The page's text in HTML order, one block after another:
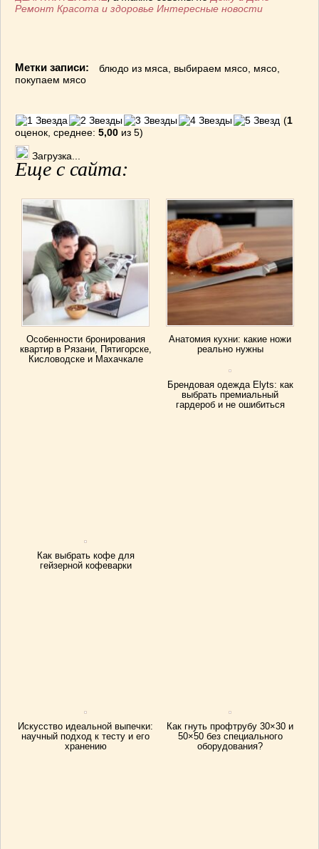
Ремонт Красота и здоровье Интересные новости
Метки записи: блюдо из мяса выбираем мясо мясо
покупаем мясо
(1
оценок, среднее: 5,00 из 5)
Загрузка...
Еще с сайта:
Особенности бронирования
квартир в Рязани, Пятигорске,
Кисловодске и Махачкале
Анатомия кухни: какие ножи
реально нужны
Брендовая одежда Elyts: как
выбрать премиальный
гардероб и не ошибиться
Как выбрать кофе для
гейзерной кофеварки
Искусство идеальной выпечки:
научный подход к тесту и его
хранению
Как гнуть профтрубу 30×30 и
50×50 без специального
оборудования?